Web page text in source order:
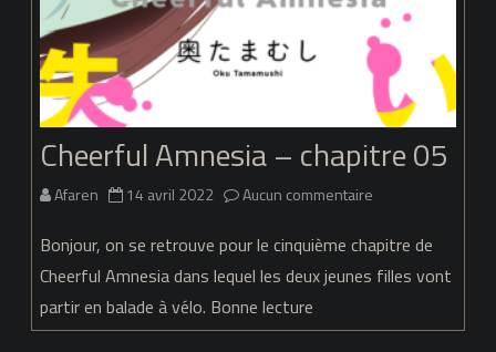
Cheerful Amnesia – chapitre 05
Afaren 14 avril 2022 Aucun commentaire
Amnesia
Bonjour, on se retrouve pour le cinquième chapitre de
Cheerful Amnesia dans lequel les deux jeunes filles vont
partir en balade à vélo. Bonne lecture